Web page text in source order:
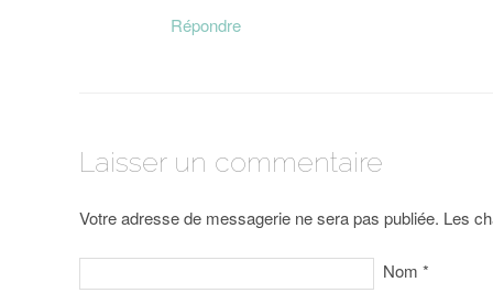
Répondre
Laisser un commentaire
Votre adresse de messagerie ne sera pas publiée. Les
Nom *